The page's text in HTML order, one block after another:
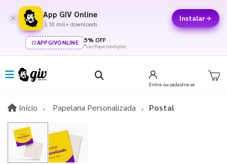
App GIV Online
10 mil+ downloads
Instalar
APPGIVONLINE 5% OFF
*verifique condições
Entre ou cadastre-se
Início InícioPapelaria Personalizada Postal